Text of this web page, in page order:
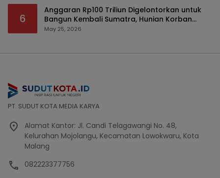
6
Anggaran Rp100 Triliun Digelontorkan untuk
Bangun Kembali Sumatra, Hunian Korban
Bencana Bakal Difokuskan
May 25, 2026
PT. SUDUT KOTA MEDIA KARYA
Alamat Kantor: Jl. Candi Telagawangi No. 48,
Kelurahan Mojolangu, Kecamatan Lowokwaru, Kota
Malang
082223377756